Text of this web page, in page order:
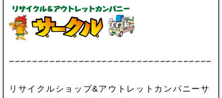
∽∽∽∽∽∽∽∽∽∽∽∽∽∽∽∽∽∽∽∽∽∽∽∽∽∽∽∽∽∽∽∽∽∽∽
リサイクルショップ&アウトレットカンパニーサ